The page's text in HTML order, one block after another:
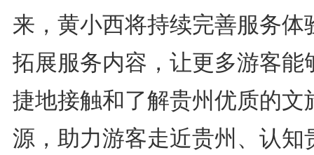
来，黄小西将持续完善服务体
拓展服务内容，让更多游客能
捷地接触和了解贵州优质的文
源，助力游客走近贵州、认知